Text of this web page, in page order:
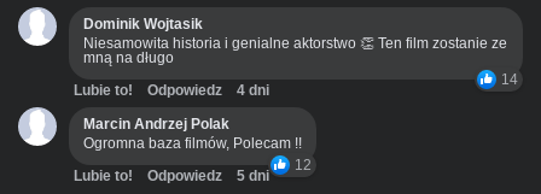
Dominik Wojtasik
Niesamowita historia i genialne aktorstwo 👏 Ten film zostanie ze
mną na długo
14
Lubie to! Odpowiedz
4 dni
Marcin Andrzej Polak
Ogromna baza filmów, Polecam !!
12
Lubie to! Odpowiedz 5 dni